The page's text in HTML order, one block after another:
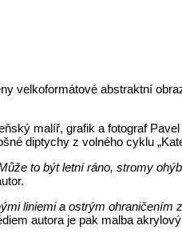
velkoformátové abstraktní
malíř, grafik a fotograf
diptychy z volného cyklu
to být letní ráno, stromy
liniemi a ostrým
autora je pak malba